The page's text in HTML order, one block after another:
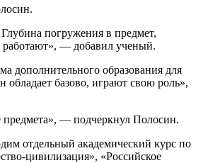
погружения в предмет,
работают», — добавил ученый.
дополнительного образования для
обладает базово, играют свою роль»,
предмета», — подчеркнул Полосин.
отдельный академический курс по
цивилизация», «Российское